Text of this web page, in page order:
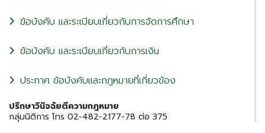
ข้อบังคับ และระเบียบเกี่ยวกับการจัดการศึกษา
ข้อบังคับ และระเบียบเกี่ยวกับการเงิน
ประกาศ ข้อบังคับและกฎหมายที่เกี่ยวข้อง
ปรึกษาวินิจฉัยตีความกฎหมาย
กลุ่มนิติการ โทร 02-482-2177-78 ต่อ 375